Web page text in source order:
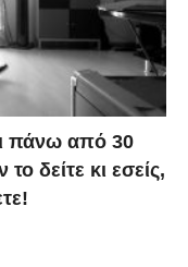
πάνω από 30
δείτε κι εσείς,